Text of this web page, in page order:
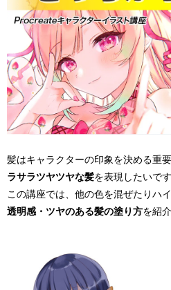
髪はキャラクターの印象を決める重
ラサラツヤツヤな髪を表現したいです
この講座では、他の色を混ぜたりハ
透明感・ツヤのある髪の塗り方を紹